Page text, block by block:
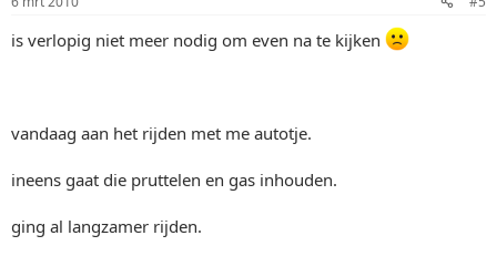
is verlopig niet meer nodig om even na te kijken
vandaag aan het rijden met me autotje.
ineens gaat die pruttelen en gas inhouden.
ging al langzamer rijden.